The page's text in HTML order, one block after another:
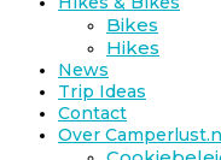
Bikes
Hikes
News
Trip Ideas
Contact
Over